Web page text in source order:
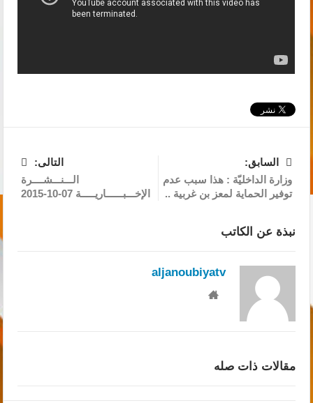
السابق:
وزارة الداخليّة : هذا سبب عدم
توفير الحماية لمعز بن غربية ..
التالى:
الـــنـــشــــرة
الإخـــبــــــاريـــــة 07-10-2015
نبذة عن الكاتب
aljanoubiyatv
مقالات ذات صله